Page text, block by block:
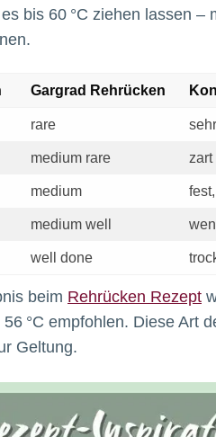
bis 60 °C ziehen lassen –
Gargrad Rehrücken
rare
medium rare zart
medium
medium well
well done
beim Rehrücken Rezept
°C empfohlen. Diese Art
Geltung.